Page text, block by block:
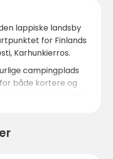
lappiske landsby
for Finlands
Karhunkierros.
campingplads
både kortere og
fantastiske natur i
der tilbyder en